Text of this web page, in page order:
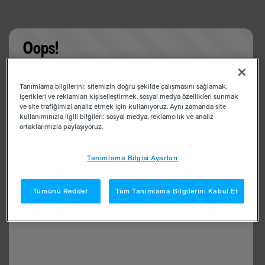
Oops!
app
Tanımlama bilgilerini; sitemizin doğru şekilde çalışmasını sağlamak,
içerikleri ve reklamları kişiselleştirmek, sosyal medya özellikleri sunmak
ve site trafiğimizi analiz etmek için kullanıyoruz. Aynı zamanda site
kullanımınızla ilgili bilgileri; sosyal medya, reklamcılık ve analiz
ortaklarımızla paylaşıyoruz.
Tanımlama Bilgisi Ayarları
Tümünü Reddet Tüm Tanımlama Bilgilerini Kabul Et